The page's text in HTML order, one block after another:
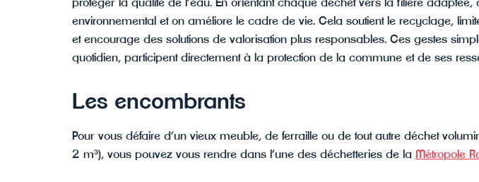
protéger la qualité de l’eau. En orientant chaque déchet vers la filière adaptée,
environnemental et on améliore le cadre de vie. Cela soutient le recyclage,
et encourage des solutions de valorisation plus responsables. Ces gestes
quotidien, participent directement à la protection de la commune et de ses
Les encombrants
Pour vous défaire d’un vieux meuble, de ferraille ou de tout autre déchet
2 m³), vous pouvez vous rendre dans l’une des déchetteries de la Métropole